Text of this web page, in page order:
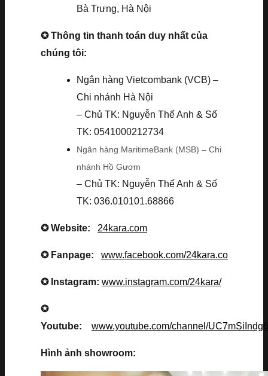
Bà Trưng, Hà Nội
✪ Thông tin thanh toán duy nhất của
chúng tôi:
Ngân hàng Vietcombank (VCB) –
Chi nhánh Hà Nội
– Chủ TK: Nguyễn Thế Anh & Số
TK: 0541000212734
Ngân hàng MaritimeBank (MSB) – Chi
nhánh Hồ Gươm
– Chủ TK: Nguyễn Thế Anh & Số
TK: 036.010101.68866
✪ Website: 24kara.com
✪ Fanpage: www.facebook.com/24kara.co
✪ Instagram: www.instagram.com/24kara/
✪
Youtube: www.youtube.com/channel/
Hình ảnh showroom: